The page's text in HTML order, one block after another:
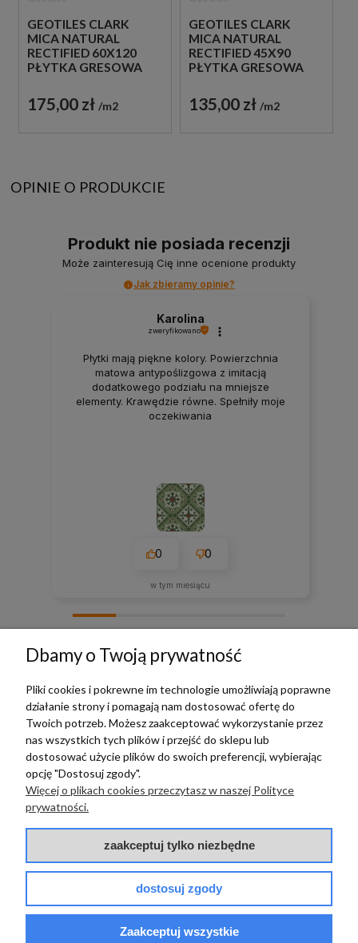
GEOTILES CLARK
MICA NATURAL
RECTIFIED 60X120
PŁYTKA GRESOWA
175,00 zł m2
GEOTILES CLARK
MICA NATURAL
RECTIFIED 45X90
PŁYTKA GRESOWA
135,00 zł m2
OPINIE O PRODUKCIE
Produkt nie posiada recenzji
Może zainteresują Cię inne ocenione produkty
Jak zbieramy opinie?
Karolina
zweryfikowano
Płytki mają piękne kolory. Powierzchnia
matowa antypoślizgowa z imitacją
dodatkowego podziału na mniejsze
elementy. Krawędzie równe. Spełniły moje
oczekiwania
0 0
w tym miesiącu
TERRADECO
BAZA WIEDZY
PŁATNOŚCI I DOSTAWA
© 2017 - 2025 | terradeco.com.pl code and analytics: terradeco
Dbamy o Twoją prywatność
Pliki cookies i pokrewne im technologie umożliwiają poprawne
działanie strony i pomagają nam dostosować ofertę do
Twoich potrzeb. Możesz zaakceptować wykorzystanie przez
nas wszystkich tych plików i przejść do sklepu lub
dostosować użycie plików do swoich preferencji, wybierając
opcję "Dostosuj zgody".
Więcej o plikach cookies przeczytasz w naszej Polityce
prywatności.
zaakceptuj tylko niezbędne
dostosuj zgody
Zaakceptuj wszystkie